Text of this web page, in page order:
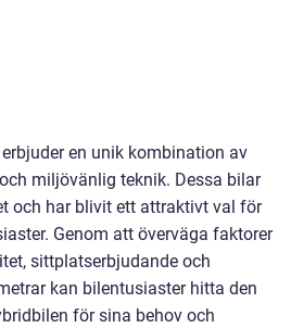
en unik kombination av
miljövänlig teknik. Dessa bilar
och har blivit ett attraktivt val för
Genom att överväga faktorer
sittplatserbjudande och
kan bilentusiaster hitta den
för sina behov och